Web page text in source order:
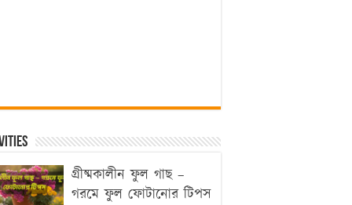
গ্রীষ্মকালীন ফুল গাছ –
গরমে ফুল ফোটানোর টিপস